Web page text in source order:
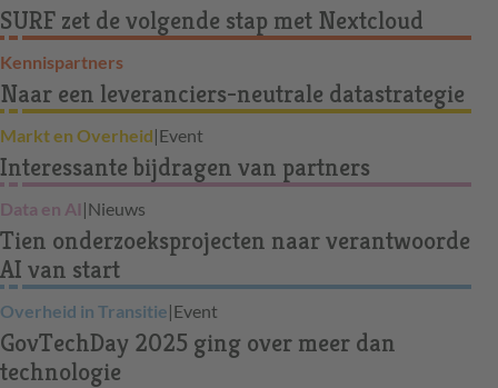
SURF zet de volgende stap met Nextcloud
Kennispartners
Naar een leveranciers-neutrale datastrategie
Markt en Overheid|Event
Interessante bijdragen van partners
Data en AI |Nieuws
Tien onderzoeksprojecten naar verantwoorde
AI van start
Overheid in Transitie|Event
GovTechDay 2025 ging over meer dan
technologie